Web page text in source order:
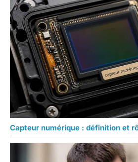
Capteur numérique : définition et